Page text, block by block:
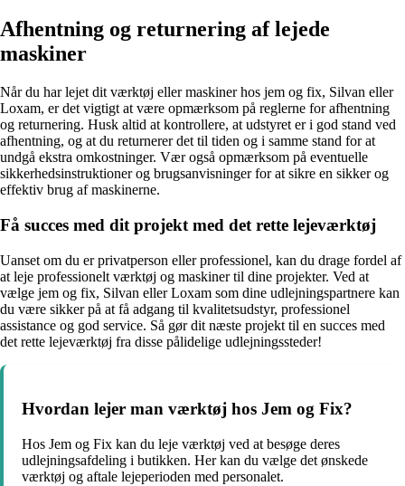
Afhentning og returnering af lejede
maskiner
Når du har lejet dit værktøj eller maskiner hos jem og fix, Silvan eller
Loxam, er det vigtigt at være opmærksom på reglerne for afhentning
og returnering. Husk altid at kontrollere, at udstyret er i god stand ved
afhentning, og at du returnerer det til tiden og i samme stand for at
undgå ekstra omkostninger. Vær også opmærksom på eventuelle
sikkerhedsinstruktioner og brugsanvisninger for at sikre en sikker og
effektiv brug af maskinerne.
Få succes med dit projekt med det rette lejeværktøj
Uanset om du er privatperson eller professionel, kan du drage fordel af
at leje professionelt værktøj og maskiner til dine projekter. Ved at
vælge jem og fix, Silvan eller Loxam som dine udlejningspartnere kan
du være sikker på at få adgang til kvalitetsudstyr, professionel
assistance og god service. Så gør dit næste projekt til en succes med
det rette lejeværktøj fra disse pålidelige udlejningssteder!
Hvordan lejer man værktøj hos Jem og Fix?
Hos Jem og Fix kan du leje værktøj ved at besøge deres
udlejningsafdeling i butikken. Her kan du vælge det ønskede
værktøj og aftale lejeperioden med personalet.